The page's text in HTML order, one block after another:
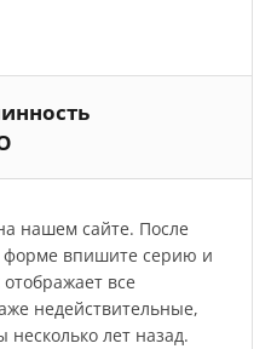
нашем сайте. После
форме впишите серию и
все
недействительные,
лет назад.